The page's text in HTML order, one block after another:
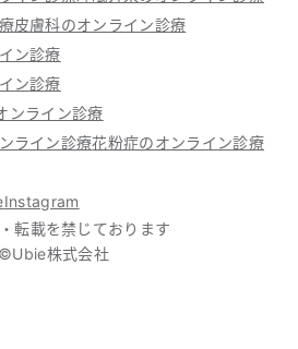
皮膚科のオンライン診療
ン診療
ン診療
ンライン診療
ライン診療花粉症のオンライン診療
Instagram
転載を禁じております
©Ubie株式会社